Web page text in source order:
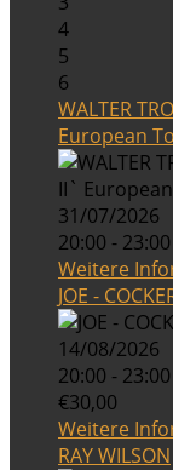
4
5
6
WALTER
European
31/07/2026
20:00 - 23:00
Weitere
JOE -
14/08/2026
20:00 - 23:00
€30,00
Weitere
RAY WILSON